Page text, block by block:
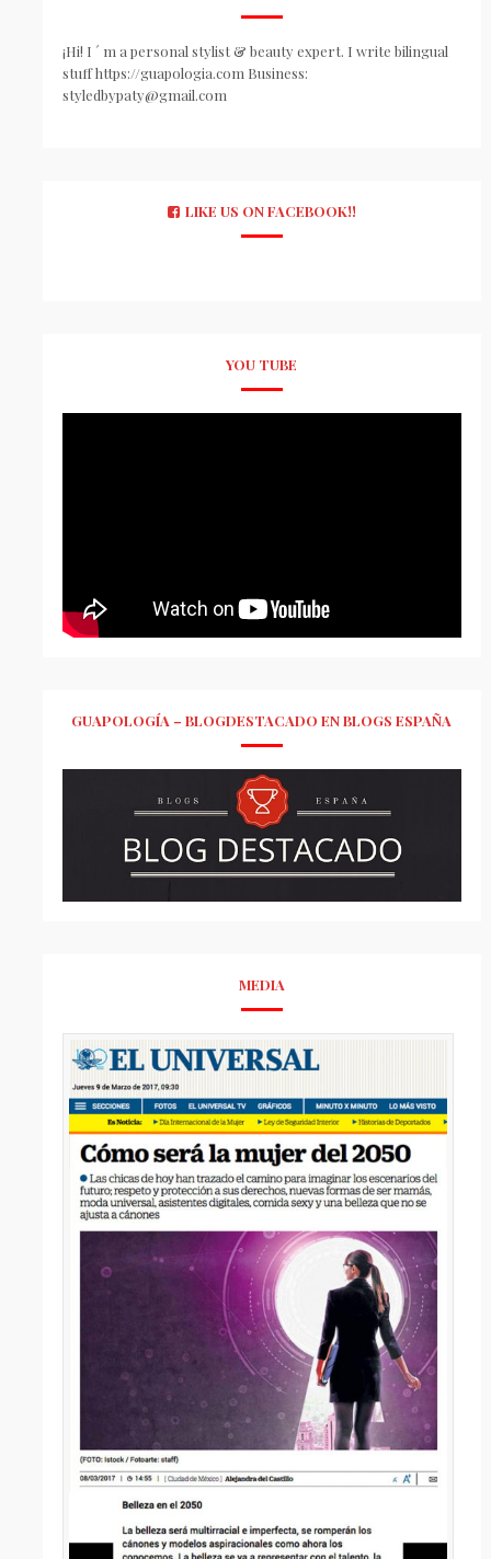
¡Hi! I ´ m a personal stylist & beauty expert. I write bilingual
stuff https://guapologia.com Business:
styledbypaty@gmail.com
LIKE US ON FACEBOOK!!
YOU TUBE
GUAPOLOGÍA – BLOGDESTACADO EN BLOGS ESPAÑA
MEDIA